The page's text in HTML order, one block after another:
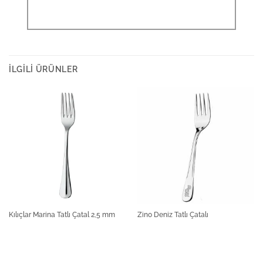
İLGILI ÜRÜNLER
Kılıçlar Marina Tatlı Çatal 2,5 mm Zino Deniz Tatlı Çatalı